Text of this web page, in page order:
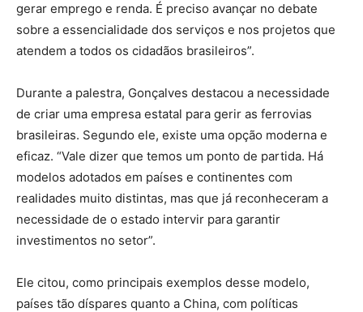
gerar emprego e renda. É preciso avançar no debate
sobre a essencialidade dos serviços e nos projetos que
atendem a todos os cidadãos brasileiros”.
Durante a palestra, Gonçalves destacou a necessidade
de criar uma empresa estatal para gerir as ferrovias
brasileiras. Segundo ele, existe uma opção moderna e
eficaz. “Vale dizer que temos um ponto de partida. Há
modelos adotados em países e continentes com
realidades muito distintas, mas que já reconheceram a
necessidade de o estado intervir para garantir
investimentos no setor”.
Ele citou, como principais exemplos desse modelo,
países tão díspares quanto a China, com políticas